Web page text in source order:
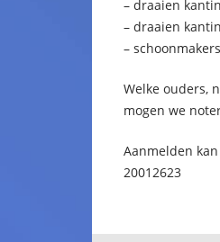
– draaien
– draaien
–
Welke ouders,
mogen we
Aanmelden
20012623